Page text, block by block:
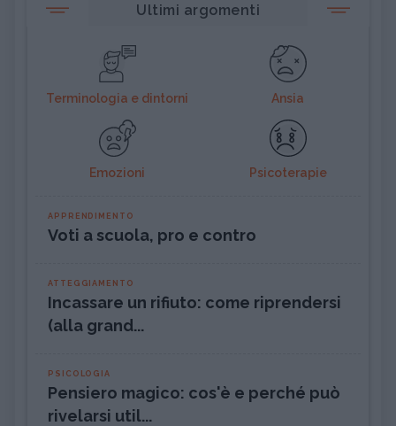
Ultimi argomenti
Terminologia e dintorni Ansia
Emozioni Psicoterapie
APPRENDIMENTO
Voti a scuola, pro e contro
ATTEGGIAMENTO
Incassare un rifiuto: come riprendersi
(alla grand...
PSICOLOGIA
Pensiero magico: cos'è e perché può
rivelarsi util...